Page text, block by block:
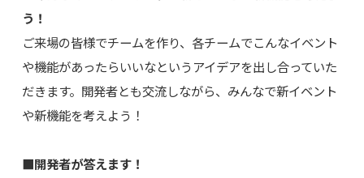
う！
ご来場の皆様でチームを作り、各チームでこんなイベント
や機能があったらいいなというアイデアを出し合っていた
だきます。開発者とも交流しながら、みんなで新イベント
や新機能を考えよう！
■開発者が答えます！